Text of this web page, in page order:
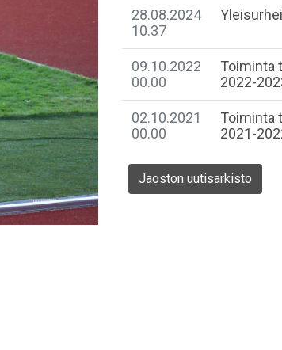
28.08.2024
10.37
09.10.2022
00.00
Toiminta
2022-
02.10.2021
00.00
Toiminta
2021-
Jaoston uutisarkisto